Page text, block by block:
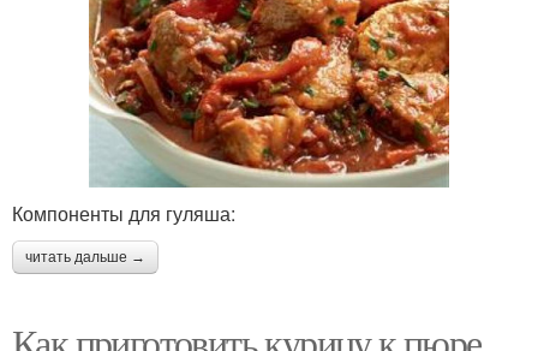
Компоненты для гуляша:
читать дальше →